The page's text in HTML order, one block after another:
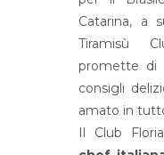
Catarina, a
Tiramisù
promette di
consigli
amato in
Il Club